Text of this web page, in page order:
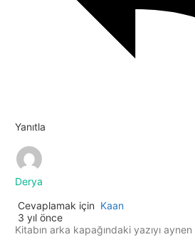
Yanıtla
Derya
Cevaplamak için Kaan
3 yıl önce
Kitabın arka kapağındaki yazıyı